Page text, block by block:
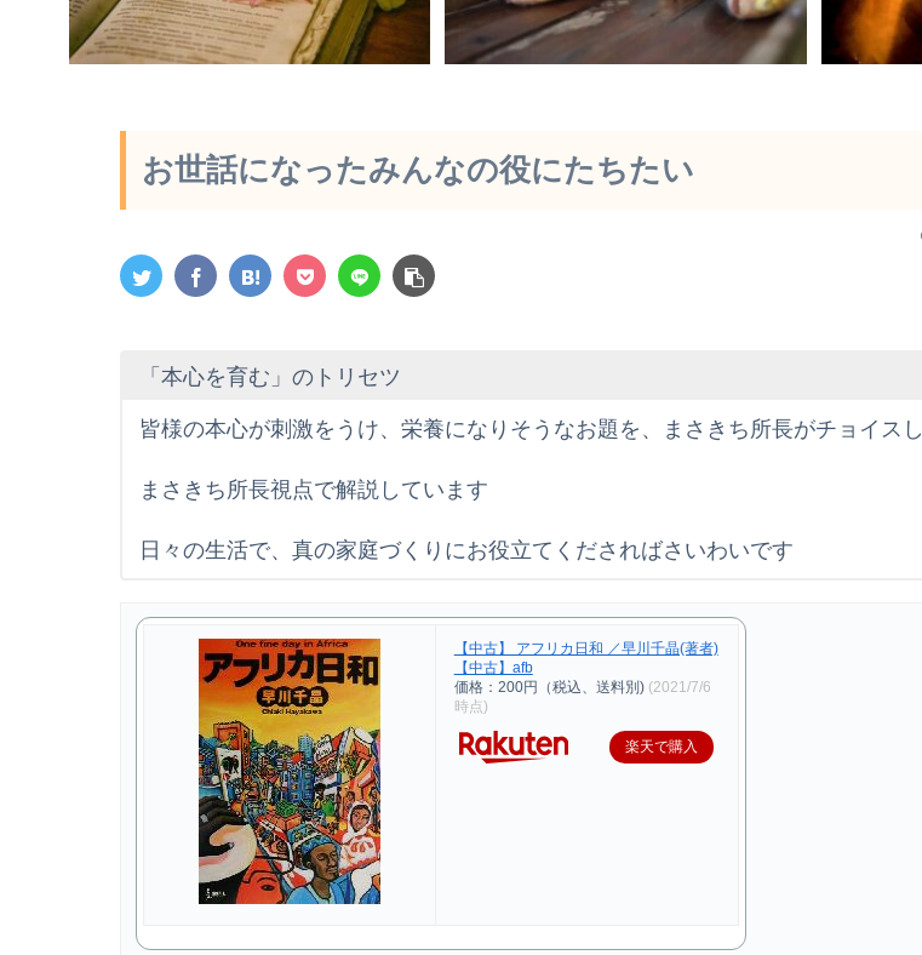
お世話になったみんなの役にたちたい
「本心を育む」のトリセツ
皆様の本心が刺激をうけ、栄養になりそうなお題を、まさきち所長がチョイスし
まさきち所長視点で解説しています
日々の生活で、真の家庭づくりにお役立てくださればさいわいです
【中古】 アフリカ日和 ／早川千晶(著者)
【中古】afb
価格：200円（税込、送料別) (2021/7/6
時点)
楽天で購入